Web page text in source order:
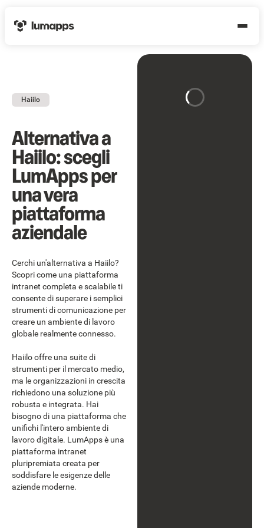
Haiilo
Alternativa a
Haiilo: scegli
LumApps per
una vera
piattaforma
aziendale
Cerchi un'alternativa a Haiilo?
Scopri come una piattaforma
intranet completa e scalabile ti
consente di superare i semplici
strumenti di comunicazione per
creare un ambiente di lavoro
globale realmente connesso.
Haiilo offre una suite di
strumenti per il mercato medio,
ma le organizzazioni in crescita
richiedono una soluzione più
robusta e integrata. Hai
bisogno di una piattaforma che
unifichi l'intero ambiente di
lavoro digitale. LumApps è una
piattaforma intranet
pluripremiata creata per
soddisfare le esigenze delle
aziende moderne.